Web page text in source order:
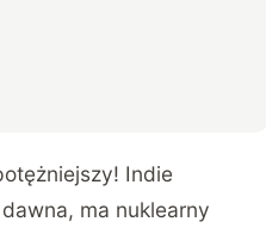
Indie
ma nuklearny